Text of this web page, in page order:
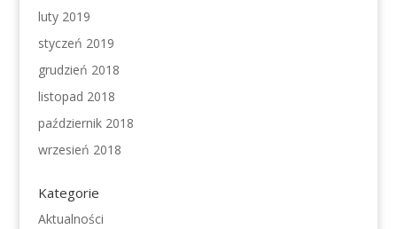
luty 2019
styczeń 2019
grudzień 2018
listopad 2018
październik 2018
wrzesień 2018
Kategorie
Aktualności